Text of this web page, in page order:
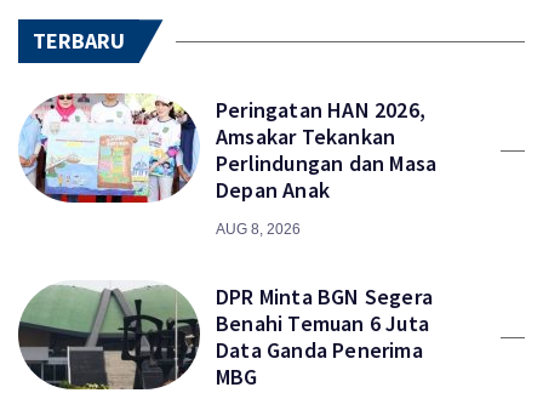
TERBARU
Peringatan HAN 2026,
Amsakar Tekankan
Perlindungan dan Masa
Depan Anak
AUG 8, 2026
DPR Minta BGN Segera
Benahi Temuan 6 Juta
Data Ganda Penerima
MBG